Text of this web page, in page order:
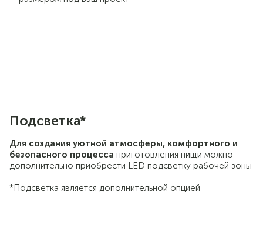
Подсветка*
Для создания уютной атмосферы, комфортного и
безопасного процесса приготовления пищи можно
дополнительно приобрести LED подсветку рабочей зоны
*Подсветка является дополнительной опцией